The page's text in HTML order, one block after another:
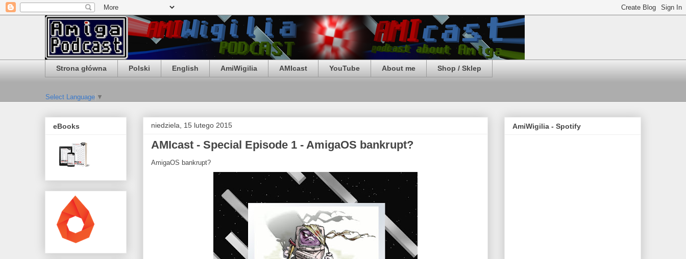
Strona główna Polski English AmiWigilia AMIcast YouTube About me Shop / Sklep
Select Language ▼
niedziela, 15 lutego 2015
AMIcast - Special Episode 1 - AmigaOS bankrupt?
AmigaOS bankrupt?
eBooks AmiWigilia - Spotify